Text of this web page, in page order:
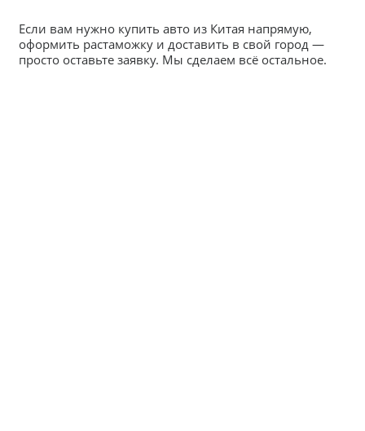
Если вам нужно купить авто из Китая напрямую,
оформить растаможку и доставить в свой город —
просто оставьте заявку. Мы сделаем всё остальное.